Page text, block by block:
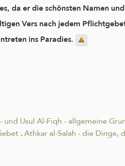
da er die schönsten Namen
Vers nach jedem
ins Paradies.
Usul Al-Fiqh - allgemeine
.Athkar al-Salah - die Dinge,